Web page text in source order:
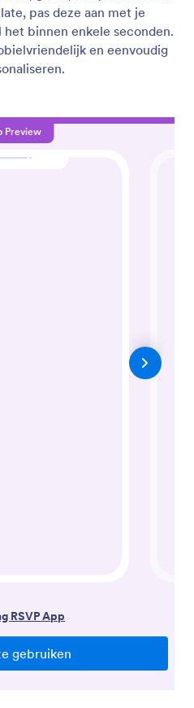
pas deze aan met je
binnen enkele seconden.
en eenvoudig